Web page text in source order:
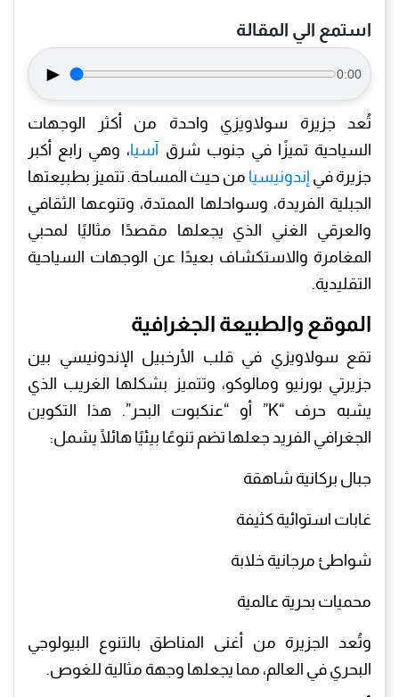
استمع الي المقالة
► 0:00
تُعد جزيرة سولاويزي واحدة من أكثر الوجهات
السياحية تميزًا في جنوب شرق آسيا، وهي رابع أكبر
جزيرة في إندونيسيا من حيث المساحة. تتميز بطبيعتها
الجبلية الفريدة، وسواحلها الممتدة، وتنوعها الثقافي
والعرقي الغني الذي يجعلها مقصدًا مثاليًا لمحبي
المغامرة والاستكشاف بعيدًا عن الوجهات السياحية
التقليدية.
الموقع والطبيعة الجغرافية
تقع سولاويزي في قلب الأرخبيل الإندونيسي بين
جزيرتي بورنيو ومالوكو، وتتميز بشكلها الغريب الذي
يشبه حرف “K” أو “عنكبوت البحر”. هذا التكوين
الجغرافي الفريد جعلها تضم تنوعًا بيئيًا هائلًا يشمل:
جبال بركانية شاهقة
غابات استوائية كثيفة
شواطئ مرجانية خلابة
محميات بحرية عالمية
وتُعد الجزيرة من أغنى المناطق بالتنوع البيولوجي
البحري في العالم، مما يجعلها وجهة مثالية للغوص.